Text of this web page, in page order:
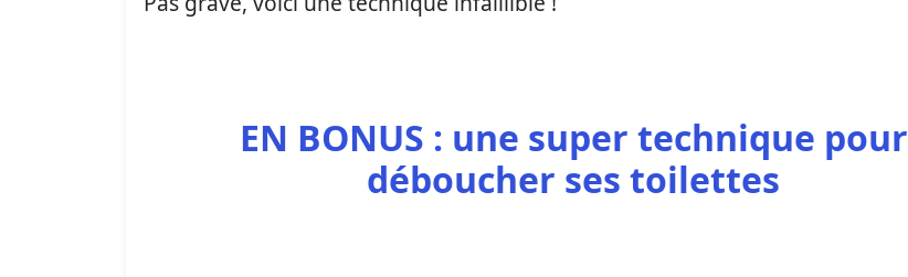
EN BONUS : une super technique pour
déboucher ses toilettes